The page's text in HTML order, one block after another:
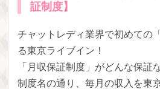
証制度】
チャットレディ業界で初めての
る東京ライブイン！
「月収保証制度」がどんな保証
制度名の通り、毎月の収入を東